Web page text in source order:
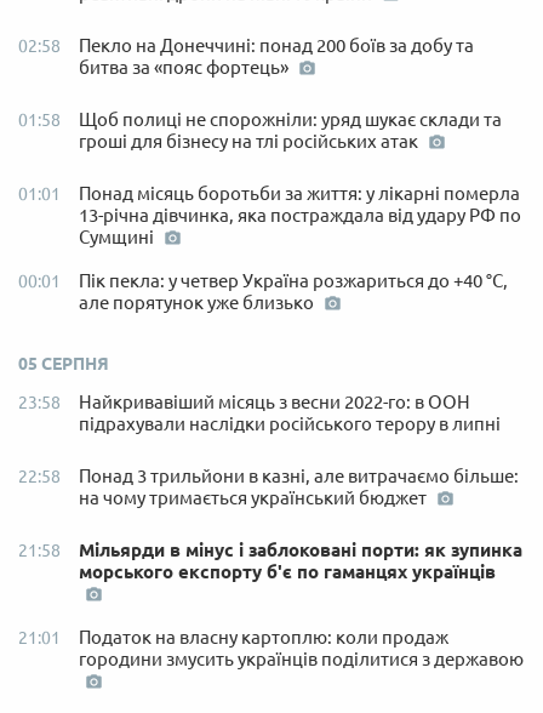
02:58
Пекло на Донеччині: понад 200 боїв за добу та
битва за «пояс фортець»
01:58
Щоб полиці не спорожніли: уряд шукає склади та
гроші для бізнесу на тлі російських атак
01:01
Понад місяць боротьби за життя: у лікарні померла
13-річна дівчинка, яка постраждала від удару РФ по
Сумщині
00:01
Пік пекла: у четвер Україна розжариться до +40 °C,
але порятунок уже близько
05 СЕРПНЯ
23:58
Найкривавіший місяць з весни 2022-го: в ООН
підрахували наслідки російського терору в липні
22:58
Понад 3 трильйони в казні, але витрачаємо більше:
на чому тримається український бюджет
21:58
Мільярди в мінус і заблоковані порти: як зупинка
морського експорту б'є по гаманцях українців
21:01
Податок на власну картоплю: коли продаж
городини змусить українців поділитися з державою